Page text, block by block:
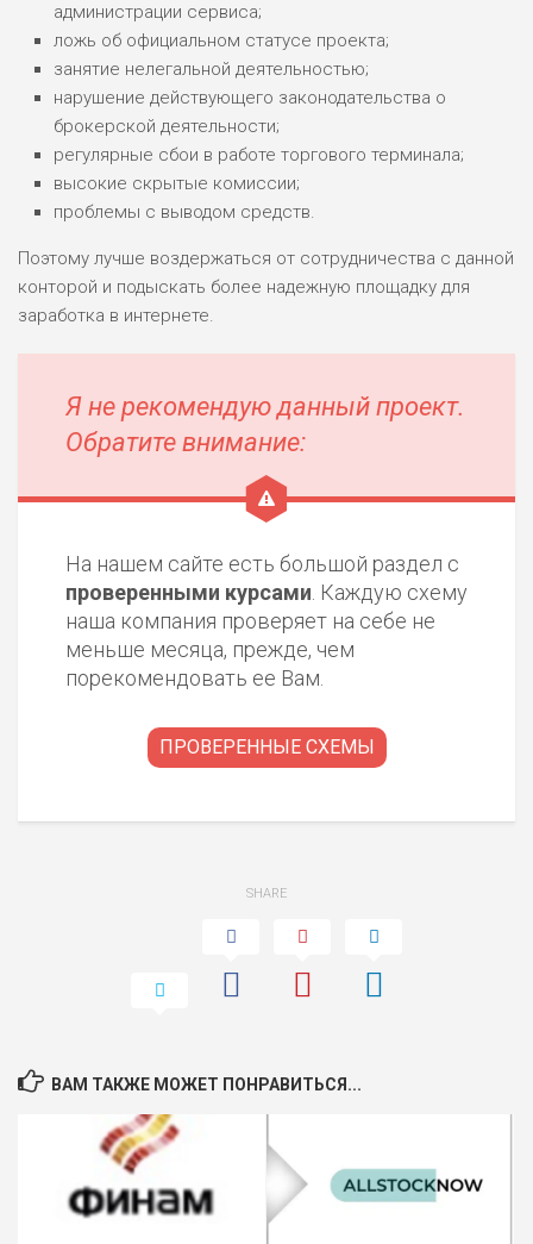
администрации сервиса;
ложь об официальном статусе проекта;
занятие нелегальной деятельностью;
нарушение действующего законодательства о
брокерской деятельности;
регулярные сбои в работе торгового терминала;
высокие скрытые комиссии;
проблемы с выводом средств.
Поэтому лучше воздержаться от сотрудничества с данной
конторой и подыскать более надежную площадку для
заработка в интернете.
Я не рекомендую данный проект.
Обратите внимание:
На нашем сайте есть большой раздел с
проверенными курсами. Каждую схему
наша компания проверяет на себе не
меньше месяца, прежде, чем
порекомендовать ее Вам.
ПРОВЕРЕННЫЕ СХЕМЫ
SHARE
ВАМ ТАКЖЕ МОЖЕТ ПОНРАВИТЬСЯ...